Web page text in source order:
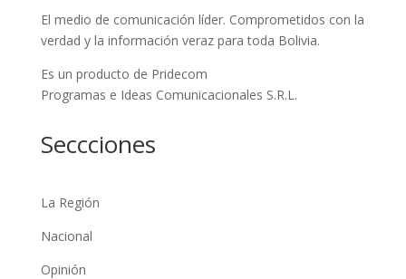
El medio de comunicación líder. Comprometidos con la
verdad y la información veraz para toda Bolivia.
Es un producto de Pridecom
Programas e Ideas Comunicacionales S.R.L.
Seccciones
La Región
Nacional
Opinión